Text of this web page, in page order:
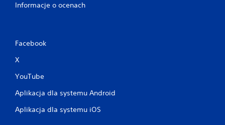
Informacje o ocenach
Facebook
X
YouTube
Aplikacja dla systemu Android
Aplikacja dla systemu iOS